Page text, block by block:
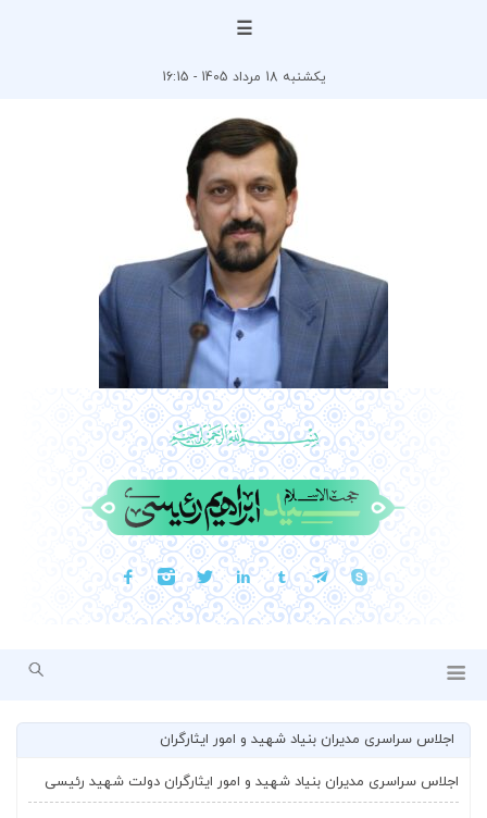
☰
یکشنبه 18 مرداد 1405 - 16:15
اجلاس سراسری مدیران بنیاد شهید و امور ایثارگران
اجلاس سراسری مدیران بنیاد شهید و امور ایثارگران دولت شهید رئیسی